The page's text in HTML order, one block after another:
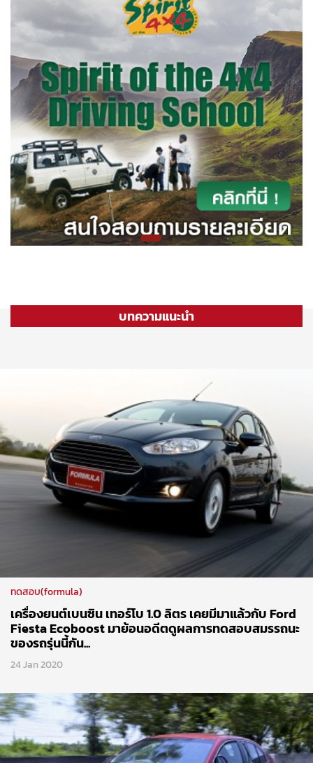
บทความแนะนำ
ทดสอบ(formula)
เครื่องยนต์เบนซิน เทอร์โบ 1.0 ลิตร เคยมีมาแล้วกับ Ford
Fiesta Ecoboost มาย้อนอดีตดูผลการทดสอบสมรรถนะ
ของรถรุ่นนี้กัน...
24 Jan 2020